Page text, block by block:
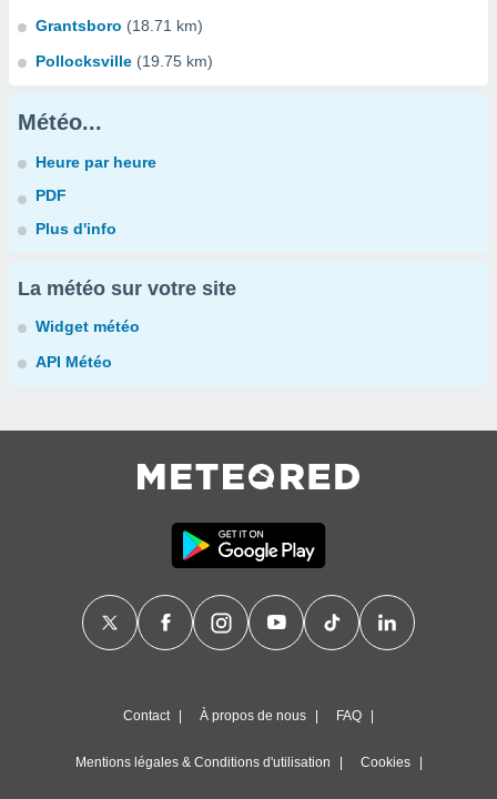
Grantsboro (18.71 km)
Pollocksville (19.75 km)
Météo...
Heure par heure
PDF
Plus d'info
La météo sur votre site
Widget météo
API Météo
Contact À propos de nous FAQ
Mentions légales & Conditions d'utilisation Cookies